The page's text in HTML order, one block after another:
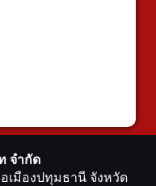
จำกัด
เมืองปทุมธานี จังหวัด